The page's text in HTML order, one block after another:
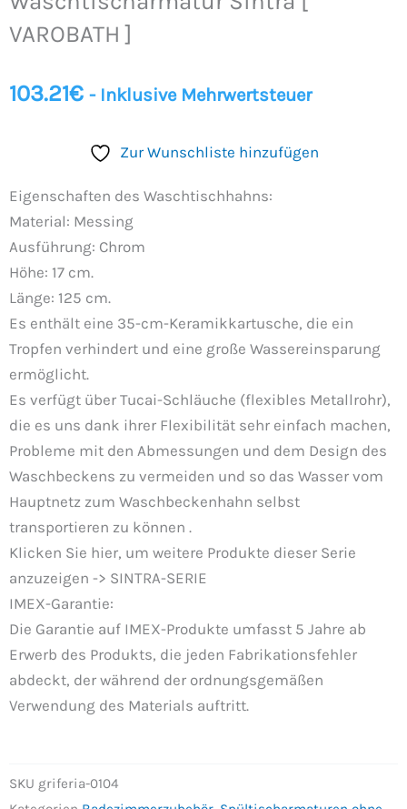
VAROBATH ]
103.21€ - Inklusive Mehrwertsteuer
Zur Wunschliste hinzufügen
Eigenschaften des Waschtischhahns:
Material: Messing
Ausführung: Chrom
Höhe: 17 cm.
Länge: 125 cm.
Es enthält eine 35-cm-Keramikkartusche, die ein
Tropfen verhindert und eine große Wassereinsparung
ermöglicht.
Es verfügt über Tucai-Schläuche (flexibles Metallrohr),
die es uns dank ihrer Flexibilität sehr einfach machen,
Probleme mit den Abmessungen und dem Design des
Waschbeckens zu vermeiden und so das Wasser vom
Hauptnetz zum Waschbeckenhahn selbst
transportieren zu können .
Klicken Sie hier, um weitere Produkte dieser Serie
anzuzeigen -> SINTRA-SERIE
IMEX-Garantie:
Die Garantie auf IMEX-Produkte umfasst 5 Jahre ab
Erwerb des Produkts, die jeden Fabrikationsfehler
abdeckt, der während der ordnungsgemäßen
Verwendung des Materials auftritt.
SKU griferia-0104
]